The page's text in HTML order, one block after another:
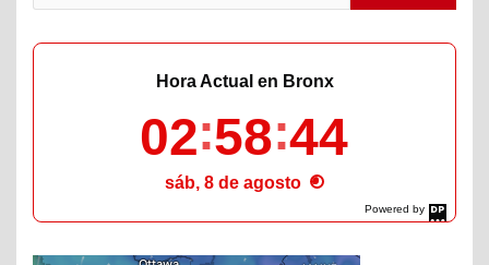
Powered by
DaysPedia.com
Hora Actual en Bronx
02 58 45
sáb, 8 de agosto